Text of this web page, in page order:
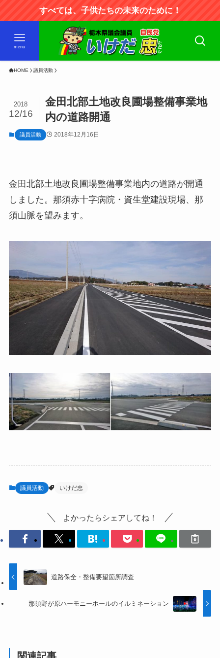
すべては、子供たちの未来のために！
menu
HOME 議員活動
金田北部土地改良圃場整備事業地
内の道路開通
2018
12/16
議員活動 2018年12月16日
金田北部土地改良圃場整備事業地内の道路が開通
しました。那須赤十字病院・資生堂建設現場、那
須山脈を望みます。
議員活動 いけだ忠
よかったらシェアしてね！
道路保全・整備要望箇所調査
那須野が原ハーモニーホールのイルミネーション